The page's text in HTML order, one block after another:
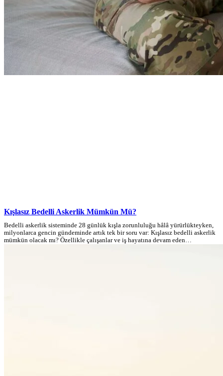
Kışlasız Bedelli Askerlik Mümkün Mü?
Bedelli askerlik sisteminde 28 günlük kışla zorunluluğu hâlâ yürürlükteyken,
milyonlarca gencin gündeminde artık tek bir soru var: Kışlasız bedelli askerlik
mümkün olacak mı? Özellikle çalışanlar ve iş hayatına devam eden…